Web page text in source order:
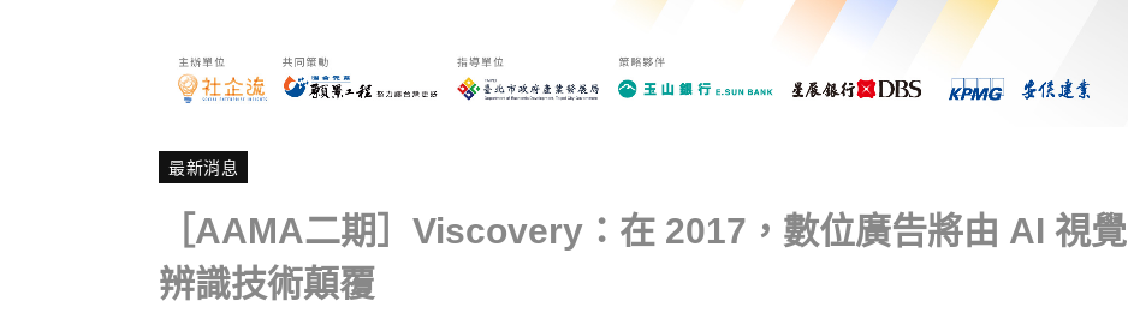
最新消息
［AAMA二期］Viscovery：在 2017，數位廣告將由 AI 視覺
辨識技術顛覆